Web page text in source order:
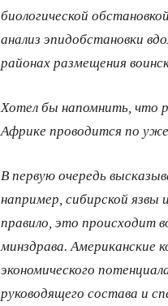
биологической
анализ эпидобстановки
районах размещения
Хотел бы напомнить, что
Африке проводится по
В первую очередь
например, сибирской язвы
правило, это происходит
минздрава. Американские
экономического
руководящего состава и